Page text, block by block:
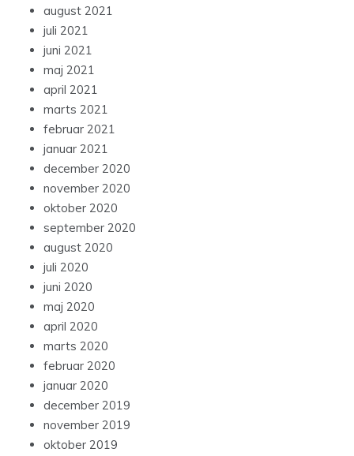
august 2021
juli 2021
juni 2021
maj 2021
april 2021
marts 2021
februar 2021
januar 2021
december 2020
november 2020
oktober 2020
september 2020
august 2020
juli 2020
juni 2020
maj 2020
april 2020
marts 2020
februar 2020
januar 2020
december 2019
november 2019
oktober 2019